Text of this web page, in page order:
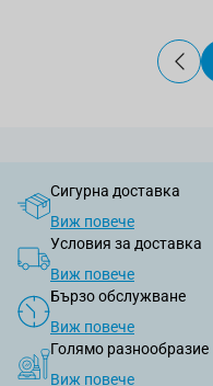
Сигурна доставка
Виж повече
Условия за доставка
Виж повече
Бързо обслужване
Виж повече
Голямо разнообразие
Виж повече